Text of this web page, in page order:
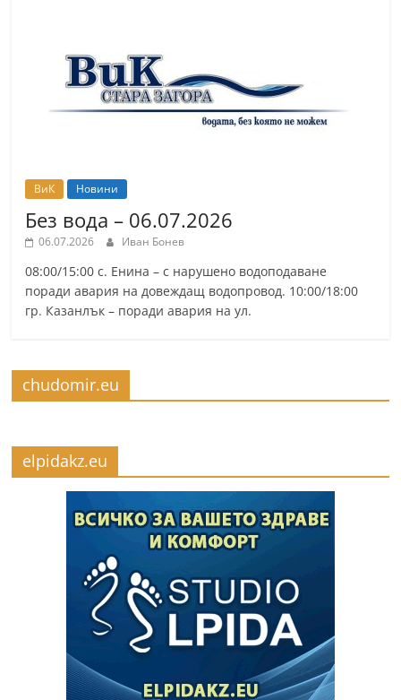
ВиК Новини
Без вода – 06.07.2026
06.07.2026 Иван Бонев
08:00/15:00 с. Енина – с нарушено водоподаване
поради авария на довеждащ водопровод. 10:00/18:00
гр. Казанлък – поради авария на ул.
chudomir.eu
elpidakz.eu